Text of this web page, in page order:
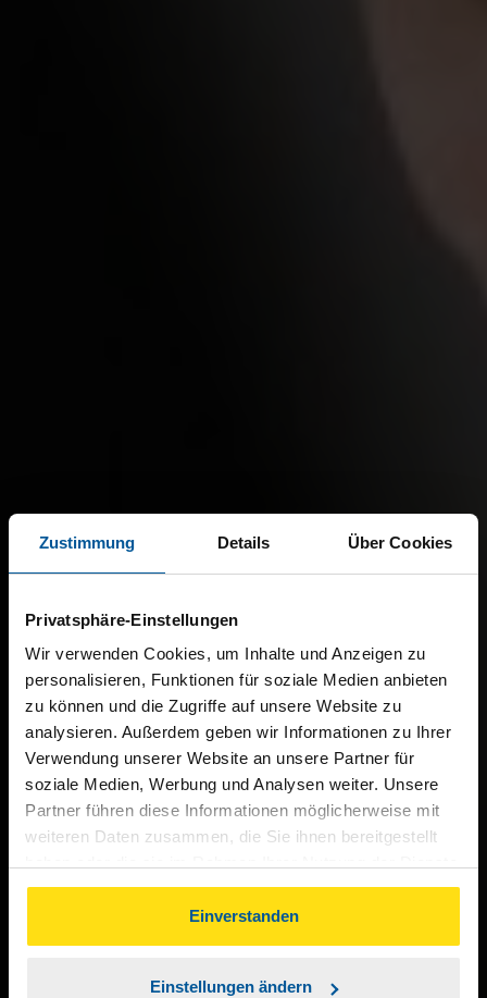
Zustimmung Details Über Cookies
Privatsphäre-Einstellungen
Wir verwenden Cookies, um Inhalte und Anzeigen zu
personalisieren, Funktionen für soziale Medien anbieten
zu können und die Zugriffe auf unsere Website zu
analysieren. Außerdem geben wir Informationen zu Ihrer
Verwendung unserer Website an unsere Partner für
soziale Medien, Werbung und Analysen weiter. Unsere
Partner führen diese Informationen möglicherweise mit
weiteren Daten zusammen, die Sie ihnen bereitgestellt
gesammelt haben. Indem Sie auf Einverstanden klicken,
können Sie der Verwendung von Cookies, gemäß
unserer
Einverstanden
Einstellungen ändern